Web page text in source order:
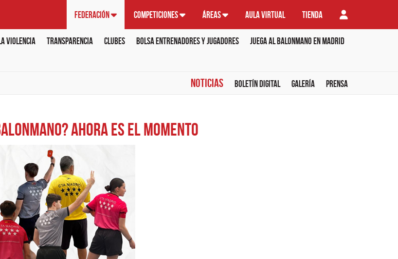
Federación Competiciones Áreas Aula virtual Tienda
violencia Transparencia Clubes Bolsa Entrenadores y Jugadores
Juega al balonmano en Madrid
Noticias Boletín Digital Galería Prensa
Ahora es el momento